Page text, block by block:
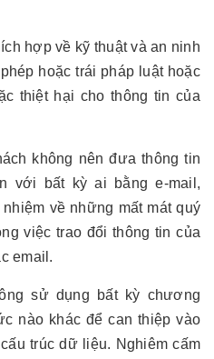
hợp về kỹ thuật và an ninh
hoặc trái pháp luật hoặc
thiệt hại cho thông tin của
không nên đưa thông tin
với bất kỳ ai bằng e-mail,
về những mất mát quý
việc trao đổi thông tin của
email.
sử dụng bất kỳ chương
nào khác để can thiệp vào
trúc dữ liệu. Nghiêm cấm